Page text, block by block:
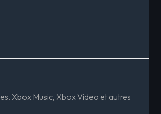
Xbox Music, Xbox Video et autres